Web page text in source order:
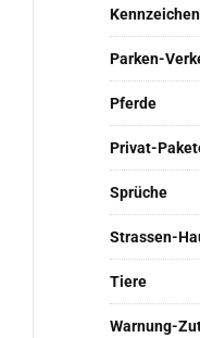
Parken-
Pferde
Privat-
Sprüche
Strassen-
Tiere
Warnung-